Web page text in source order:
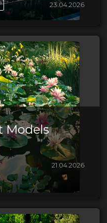
23.04.2026
Models
21.04.2026